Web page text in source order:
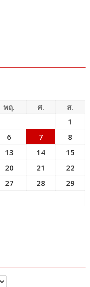
พฤ. ศ.
ส.
1
6 7
8
13 14
15
20 21
22
27 28
29